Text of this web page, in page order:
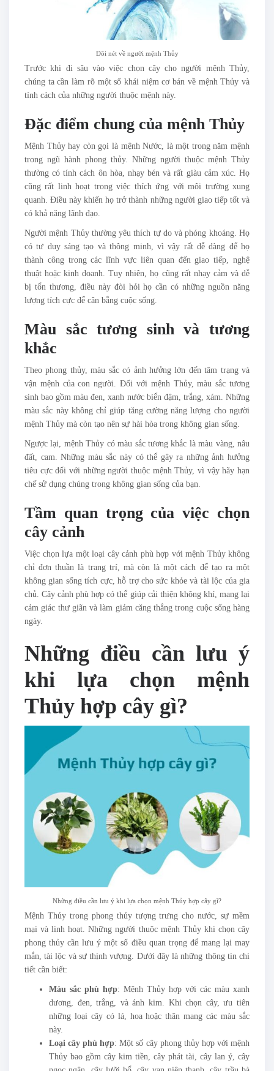
Đôi nét về người mệnh Thủy
Trước khi đi sâu vào việc chọn cây cho người mệnh Thủy,
chúng ta cần làm rõ một số khái niệm cơ bản về mệnh Thủy và
tính cách của những người thuộc mệnh này.
Đặc điểm chung của mệnh Thủy
Mệnh Thủy hay còn gọi là mệnh Nước, là một trong năm mệnh
trong ngũ hành phong thủy. Những người thuộc mệnh Thủy
thường có tính cách ôn hòa, nhạy bén và rất giàu cảm xúc. Họ
cũng rất linh hoạt trong việc thích ứng với môi trường xung
quanh. Điều này khiến họ trở thành những người giao tiếp tốt và
có khả năng lãnh đạo.
Người mệnh Thủy thường yêu thích tự do và phóng khoáng. Họ
có tư duy sáng tạo và thông minh, vì vậy rất dễ dàng để họ
thành công trong các lĩnh vực liên quan đến giao tiếp, nghệ
thuật hoặc kinh doanh. Tuy nhiên, họ cũng rất nhạy cảm và dễ
bị tổn thương, điều này đòi hỏi họ cần có những nguồn năng
lượng tích cực để cân bằng cuộc sống.
Màu sắc tương sinh và tương
khắc
Theo phong thủy, màu sắc có ảnh hưởng lớn đến tâm trạng và
vận mệnh của con người. Đối với mệnh Thủy, màu sắc tương
sinh bao gồm màu đen, xanh nước biển đậm, trắng, xám. Những
màu sắc này không chỉ giúp tăng cường năng lượng cho người
mệnh Thủy mà còn tạo nên sự hài hòa trong không gian sống.
Ngược lại, mệnh Thủy có màu sắc tương khắc là màu vàng, nâu
đất, cam. Những màu sắc này có thể gây ra những ảnh hưởng
tiêu cực đối với những người thuộc mệnh Thủy, vì vậy hãy hạn
chế sử dụng chúng trong không gian sống của bạn.
Tầm quan trọng của việc chọn
cây cảnh
Việc chọn lựa một loại cây cảnh phù hợp với mệnh Thủy không
chỉ đơn thuần là trang trí, mà còn là một cách để tạo ra một
không gian sống tích cực, hỗ trợ cho sức khỏe và tài lộc của gia
chủ. Cây cảnh phù hợp có thể giúp cải thiện không khí, mang lại
cảm giác thư giãn và làm giảm căng thẳng trong cuộc sống hàng
ngày.
Những điều cần lưu ý
khi lựa chọn mệnh
Thủy hợp cây gì?
Những điều cần lưu ý khi lựa chọn mệnh Thủy hợp cây gì?
Mệnh Thủy trong phong thủy tượng trưng cho nước, sự mềm
mại và linh hoạt. Những người thuộc mệnh Thủy khi chọn cây
phong thủy cần lưu ý một số điều quan trọng để mang lại may
mắn, tài lộc và sự thịnh vượng. Dưới đây là những thông tin chi
tiết cần biết:
Màu sắc phù hợp: Mệnh Thủy hợp với các màu xanh
dương, đen, trắng, và ánh kim. Khi chọn cây, ưu tiên
những loại cây có lá, hoa hoặc thân mang các màu sắc
này.
Loại cây phù hợp: Một số cây phong thủy hợp với mệnh
Thủy bao gồm cây kim tiền, cây phát tài, cây lan ý, cây